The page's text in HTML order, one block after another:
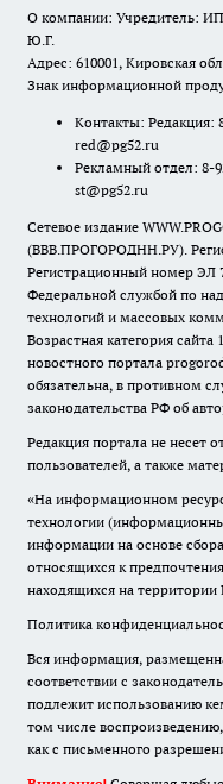
О компании: Учредитель: ИП
Ю.Г.
Адрес: 610001, Кировская
Знак информационной
Контакты: Редакция:
red@pg52.ru
Рекламный отдел: 8-
st@pg52.ru
Сетевое издание
(ВВВ.ПРОГОРОДНН.РУ).
Регистрационный номер ЭЛ
Федеральной службой по
технологий и массовых
Возрастная категория
новостного портала
обязательна, в противном
законодательства РФ об
Редакция портала не несет
пользователей, а также
«На информационном
технологии
информации на основе
относящихся к
находящихся на
Политика
Вся информация,
соответствии с
подлежит использованию
том числе
как с письменного